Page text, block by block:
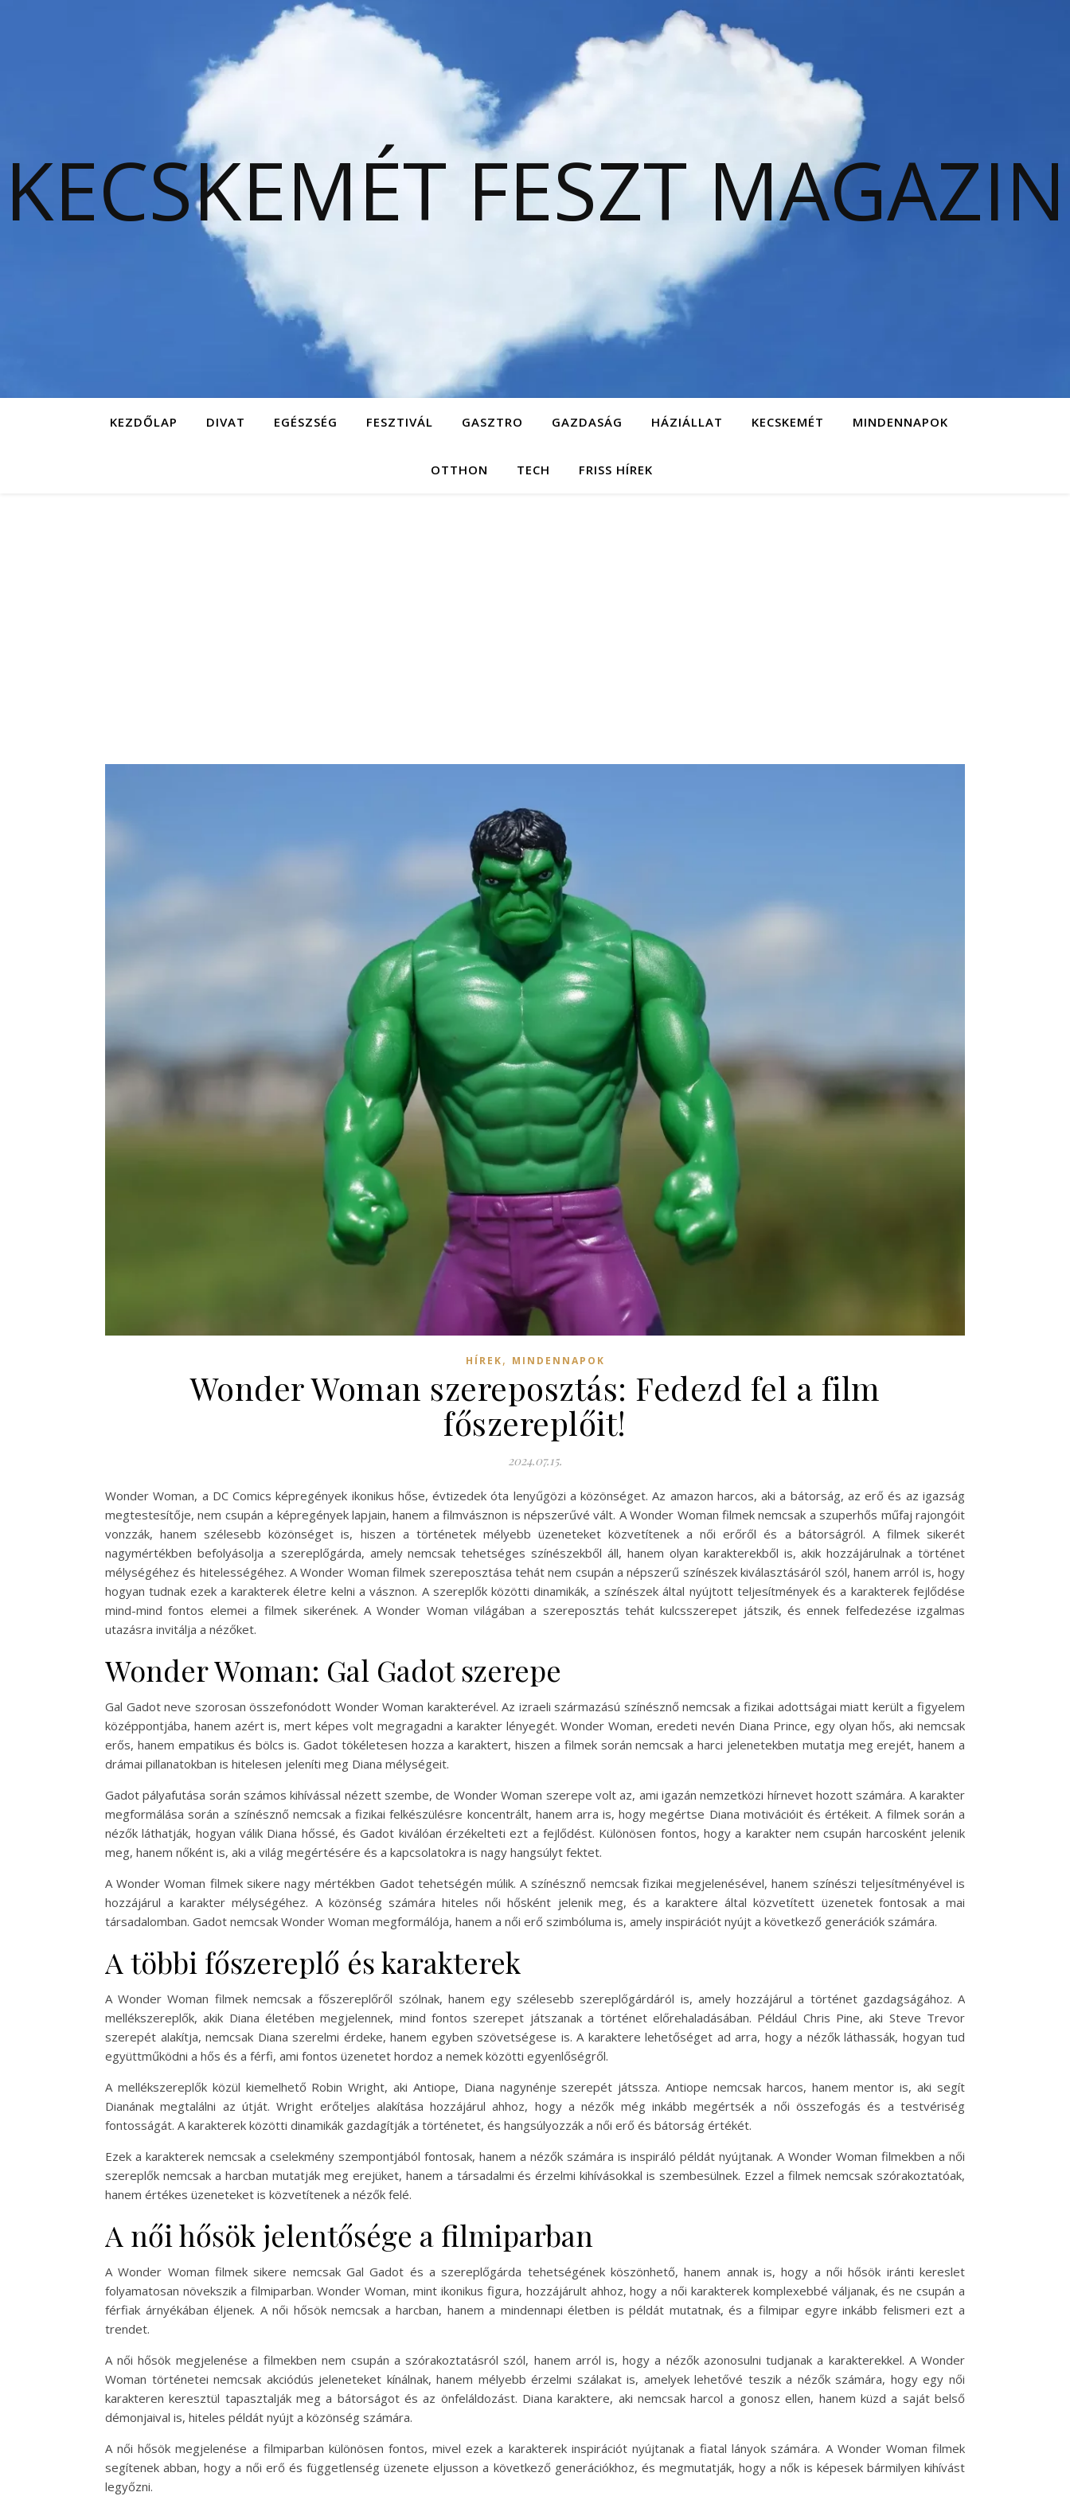
KECSKEMÉT FESZT MAGAZIN
KEZDŐLAP DIVAT EGÉSZSÉG FESZTIVÁL GASZTRO GAZDASÁG HÁZIÁLLAT KECSKEMÉT MINDENNAPOK
OTTHON TECH FRISS HÍREK
HÍREK, MINDENNAPOK
Wonder Woman szereposztás: Fedezd fel a film
főszereplőit!
2024.07.15.
Wonder Woman, a DC Comics képregények ikonikus hőse, évtizedek óta lenyűgözi a közönséget. Az amazon harcos, aki a bátorság, az erő és az igazság
megtestesítője, nem csupán a képregények lapjain, hanem a filmvásznon is népszerűvé vált. A Wonder Woman filmek nemcsak a szuperhős műfaj rajongóit
vonzzák, hanem szélesebb közönséget is, hiszen a történetek mélyebb üzeneteket közvetítenek a női erőről és a bátorságról. A filmek sikerét
nagymértékben befolyásolja a szereplőgárda, amely nemcsak tehetséges színészekből áll, hanem olyan karakterekből is, akik hozzájárulnak a történet
mélységéhez és hitelességéhez. A Wonder Woman filmek szereposztása tehát nem csupán a népszerű színészek kiválasztásáról szól, hanem arról is, hogy
hogyan tudnak ezek a karakterek életre kelni a vásznon. A szereplők közötti dinamikák, a színészek által nyújtott teljesítmények és a karakterek fejlődése
mind-mind fontos elemei a filmek sikerének. A Wonder Woman világában a szereposztás tehát kulcsszerepet játszik, és ennek felfedezése izgalmas
utazásra invitálja a nézőket.
Wonder Woman: Gal Gadot szerepe
Gal Gadot neve szorosan összefonódott Wonder Woman karakterével. Az izraeli származású színésznő nemcsak a fizikai adottságai miatt került a figyelem
középpontjába, hanem azért is, mert képes volt megragadni a karakter lényegét. Wonder Woman, eredeti nevén Diana Prince, egy olyan hős, aki nemcsak
erős, hanem empatikus és bölcs is. Gadot tökéletesen hozza a karaktert, hiszen a filmek során nemcsak a harci jelenetekben mutatja meg erejét, hanem a
drámai pillanatokban is hitelesen jeleníti meg Diana mélységeit.
Gadot pályafutása során számos kihívással nézett szembe, de Wonder Woman szerepe volt az, ami igazán nemzetközi hírnevet hozott számára. A karakter
megformálása során a színésznő nemcsak a fizikai felkészülésre koncentrált, hanem arra is, hogy megértse Diana motivációit és értékeit. A filmek során a
nézők láthatják, hogyan válik Diana hőssé, és Gadot kiválóan érzékelteti ezt a fejlődést. Különösen fontos, hogy a karakter nem csupán harcosként jelenik
meg, hanem nőként is, aki a világ megértésére és a kapcsolatokra is nagy hangsúlyt fektet.
A Wonder Woman filmek sikere nagy mértékben Gadot tehetségén múlik. A színésznő nemcsak fizikai megjelenésével, hanem színészi teljesítményével is
hozzájárul a karakter mélységéhez. A közönség számára hiteles női hősként jelenik meg, és a karaktere által közvetített üzenetek fontosak a mai
társadalomban. Gadot nemcsak Wonder Woman megformálója, hanem a női erő szimbóluma is, amely inspirációt nyújt a következő generációk számára.
A többi főszereplő és karakterek
A Wonder Woman filmek nemcsak a főszereplőről szólnak, hanem egy szélesebb szereplőgárdáról is, amely hozzájárul a történet gazdagságához. A
mellékszereplők, akik Diana életében megjelennek, mind fontos szerepet játszanak a történet előrehaladásában. Például Chris Pine, aki Steve Trevor
szerepét alakítja, nemcsak Diana szerelmi érdeke, hanem egyben szövetségese is. A karaktere lehetőséget ad arra, hogy a nézők láthassák, hogyan tud
együttműködni a hős és a férfi, ami fontos üzenetet hordoz a nemek közötti egyenlőségről.
A mellékszereplők közül kiemelhető Robin Wright, aki Antiope, Diana nagynénje szerepét játssza. Antiope nemcsak harcos, hanem mentor is, aki segít
Dianának megtalálni az útját. Wright erőteljes alakítása hozzájárul ahhoz, hogy a nézők még inkább megértsék a női összefogás és a testvériség
fontosságát. A karakterek közötti dinamikák gazdagítják a történetet, és hangsúlyozzák a női erő és bátorság értékét.
Ezek a karakterek nemcsak a cselekmény szempontjából fontosak, hanem a nézők számára is inspiráló példát nyújtanak. A Wonder Woman filmekben a női
szereplők nemcsak a harcban mutatják meg erejüket, hanem a társadalmi és érzelmi kihívásokkal is szembesülnek. Ezzel a filmek nemcsak szórakoztatóak,
hanem értékes üzeneteket is közvetítenek a nézők felé.
A női hősök jelentősége a filmiparban
A Wonder Woman filmek sikere nemcsak Gal Gadot és a szereplőgárda tehetségének köszönhető, hanem annak is, hogy a női hősök iránti kereslet
folyamatosan növekszik a filmiparban. Wonder Woman, mint ikonikus figura, hozzájárult ahhoz, hogy a női karakterek komplexebbé váljanak, és ne csupán a
férfiak árnyékában éljenek. A női hősök nemcsak a harcban, hanem a mindennapi életben is példát mutatnak, és a filmipar egyre inkább felismeri ezt a
trendet.
A női hősök megjelenése a filmekben nem csupán a szórakoztatásról szól, hanem arról is, hogy a nézők azonosulni tudjanak a karakterekkel. A Wonder
Woman történetei nemcsak akciódús jeleneteket kínálnak, hanem mélyebb érzelmi szálakat is, amelyek lehetővé teszik a nézők számára, hogy egy női
karakteren keresztül tapasztalják meg a bátorságot és az önfeláldozást. Diana karaktere, aki nemcsak harcol a gonosz ellen, hanem küzd a saját belső
démonjaival is, hiteles példát nyújt a közönség számára.
A női hősök megjelenése a filmiparban különösen fontos, mivel ezek a karakterek inspirációt nyújtanak a fiatal lányok számára. A Wonder Woman filmek
segítenek abban, hogy a női erő és függetlenség üzenete eljusson a következő generációkhoz, és megmutatják, hogy a nők is képesek bármilyen kihívást
legyőzni.